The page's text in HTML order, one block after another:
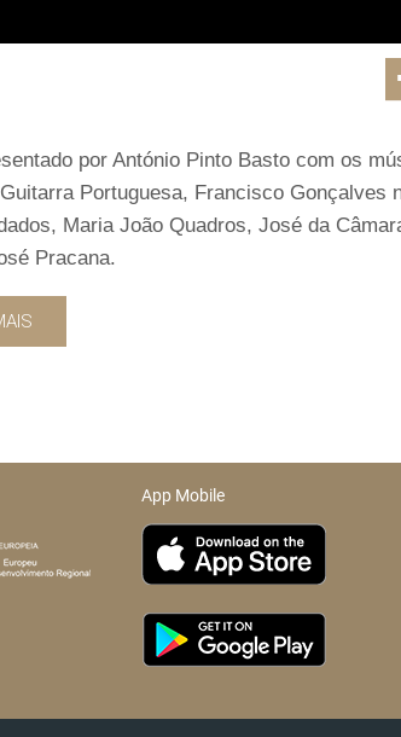
por António Pinto Basto com os
Portuguesa, Francisco Gonçalves
Maria João Quadros, José da
Pracana.
App Mobile